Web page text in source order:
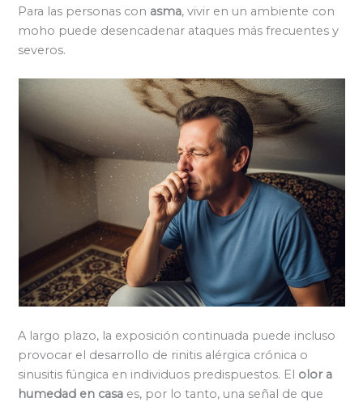
Para las personas con asma, vivir en un ambiente con
moho puede desencadenar ataques más frecuentes y
severos.
A largo plazo, la exposición continuada puede incluso
provocar el desarrollo de rinitis alérgica crónica o
sinusitis fúngica en individuos predispuestos. El olor a
humedad en casa es, por lo tanto, una señal de que